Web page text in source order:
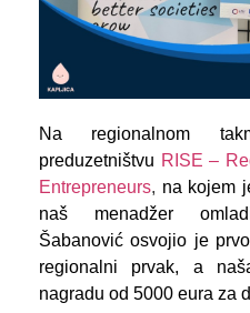
Na regionalnom
preduzetništvu RISE –
Entrepreneurs, na kojem
naš menadžer
Šabanović osvojio je
regionalni prvak, a
nagradu od 5000 eura za